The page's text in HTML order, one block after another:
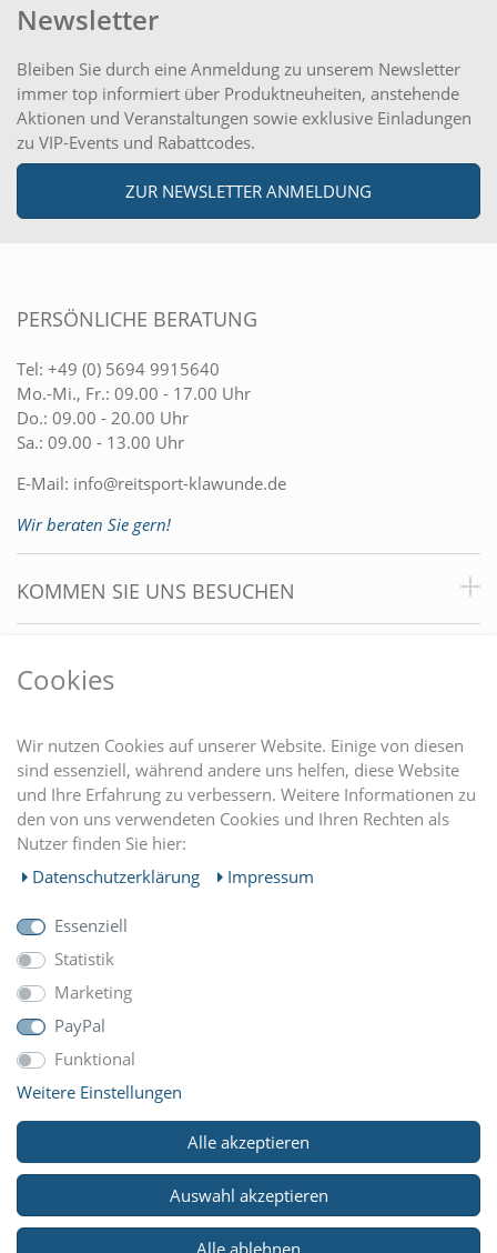
Newsletter
Bleiben Sie durch eine Anmeldung zu unserem Newsletter
immer top informiert über Produktneuheiten, anstehende
Aktionen und Veranstaltungen sowie exklusive Einladungen
zu VIP-Events und Rabattcodes.
ZUR NEWSLETTER ANMELDUNG
PERSÖNLICHE BERATUNG
Tel: +49 (0) 5694 9915640
Mo.-Mi., Fr.: 09.00 - 17.00 Uhr
Do.: 09.00 - 20.00 Uhr
Sa.: 09.00 - 13.00 Uhr
E-Mail: info@reitsport-klawunde.de
Wir beraten Sie gern!
KOMMEN SIE UNS BESUCHEN
EINKAUFEN
MEIN KONTO
UNTERNEHMEN
ZAHLUNGARTEN
WIR VERSCHICKEN MIT
© Copyright 2026 Reitsport Klawunde. Alle Rechte
Cookies
Wir nutzen Cookies auf unserer Website. Einige von diesen
sind essenziell, während andere uns helfen, diese Website
und Ihre Erfahrung zu verbessern. Weitere Informationen zu
den von uns verwendeten Cookies und Ihren Rechten als
Nutzer finden Sie hier:
Daten­schutz­erklärung
Impressum
Essenziell
Statistik
Marketing
PayPal
Funktional
Weitere Einstellungen
Alle akzeptieren
Auswahl akzeptieren
Alle ablehnen